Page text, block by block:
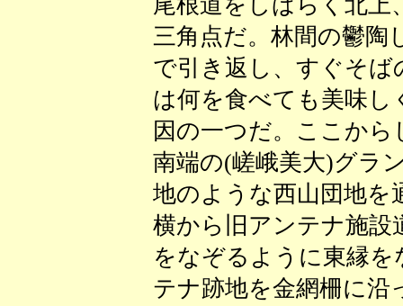
三角点だ。林間の鬱陶
で引き返し、すぐそば
は何を食べても美味
因の一つだ。ここか
南端の(嵯峨美大)グラ
地のような西山団地を
横から旧アンテナ施設
をなぞるように東縁
テナ跡地を金網柵に沿